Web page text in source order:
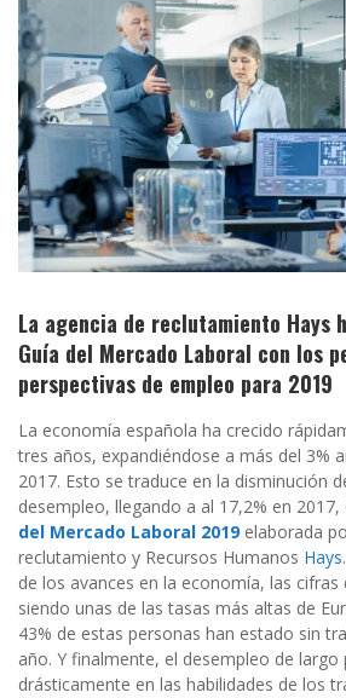
La agencia de reclutamiento Hays
Guía del Mercado Laboral con los
perspectivas de empleo para 2019
La economía española ha crecido
tres años, expandiéndose a más del 3%
2017. Esto se traduce en la disminución
desempleo, llegando a al 17,2% en
del Mercado Laboral 2019 elaborada
reclutamiento y Recursos Humanos Hays
de los avances en la economía, las cifras
siendo unas de las tasas más altas de
43% de estas personas han estado sin
año. Y finalmente, el desempleo de largo
drásticamente en las habilidades de los